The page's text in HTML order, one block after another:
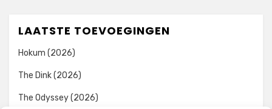
LAATSTE TOEVOEGINGEN
Hokum (2026)
The Dink (2026)
The Odyssey (2026)